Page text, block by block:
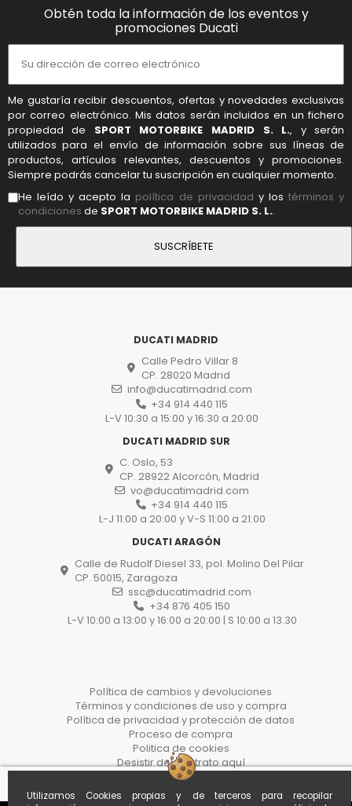
Utilizamos Cookies propias y de terceros para recopilar
Obtén toda la información de los eventos y
promociones Ducati
Me gustaría recibir descuentos, ofertas y novedades exclusivas
por correo electrónico. Mis datos serán incluidos en un fichero
propiedad de SPORT MOTORBIKE MADRID S. L., y serán
utilizados para el envío de información sobre sus líneas de
productos, artículos relevantes, descuentos y promociones.
Siempre podrás cancelar tu suscripción en cualquier momento.
He leído y acepto la política de privacidad y lostérminos y
condiciones de SPORT MOTORBIKE MADRID S. L..
DUCATI MADRID
Calle Pedro Villar 8
CP. 28020 Madrid
info@ducatimadrid.com
+34 914 440 115
L-V 10:30 a 15:00 y 16:30 a 20:00
DUCATI MADRID SUR
C. Oslo, 53
CP. 28922 Alcorcón, Madrid
vo@ducatimadrid.com
+34 914 440 115
L-J 11:00 a 20:00 y V-S 11:00 a 21:00
DUCATI ARAGÓN
Calle de Rudolf Diesel 33, pol. Molino Del Pilar
CP. 50015, Zaragoza
ssc@ducatimadrid.com
+34 876 405 150
L-V 10:00 a 13:00 y 16:00 a 20:00 | S 10:00 a 13.30
Política de cambios y devoluciones
Términos y condiciones de uso y compra
Política de privacidad y protección de datos
Proceso de compra
Politica de cookies
Desistir del contrato aquí